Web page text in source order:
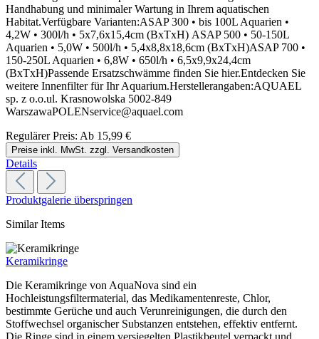
Handhabung und minimaler Wartung in Ihrem aquatischen
Habitat.Verfügbare Varianten:ASAP 300 • bis 100L Aquarien •
4,2W • 300l/h • 5x7,6x15,4cm (BxTxH) ASAP 500 • 50-150L
Aquarien • 5,0W • 500l/h • 5,4x8,8x18,6cm (BxTxH)ASAP 700 •
150-250L Aquarien • 6,8W • 650l/h • 6,5x9,9x24,4cm
(BxTxH)Passende Ersatzschwämme finden Sie hier.Entdecken Sie
weitere Innenfilter für Ihr Aquarium.Herstellerangaben:AQUAEL
sp. z o.o.ul. Krasnowolska 5002-849
WarszawaPOLENservice@aquael.com
Regulärer Preis: Ab 15,99 €
Preise inkl. MwSt. zzgl. Versandkosten
Details
Produktgalerie überspringen
Similar Items
Keramikringe
Die Keramikringe von AquaNova sind ein
Hochleistungsfiltermaterial, das Medikamentenreste, Chlor,
bestimmte Gerüche und auch Verunreinigungen, die durch den
Stoffwechsel organischer Substanzen entstehen, effektiv entfernt.